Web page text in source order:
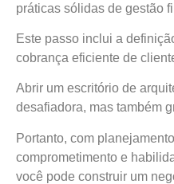
práticas sólidas de gestão
Este passo inclui a
cobrança eficiente de
Abrir um escritório de
desafiadora, mas também
Portanto, com
comprometimento e
você pode construir um